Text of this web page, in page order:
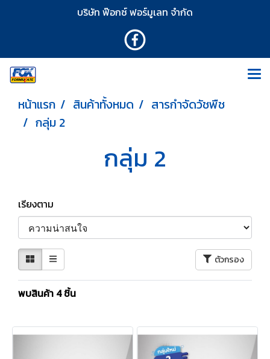
บริษัท ฟ๊อกซ์ ฟอร์มูเลท จำกัด
หน้าแรก สินค้าทั้งหมด
สารกำจัดวัชพืช
กลุ่ม 2
กลุ่ม 2
เรียงตาม
ตัวกรอง
พบสินค้า 4 ชิ้น